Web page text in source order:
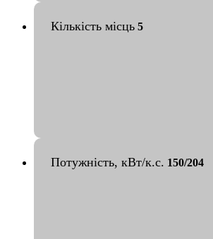
Кількість місць 5
Потужність, кВт/к.с. 150/204